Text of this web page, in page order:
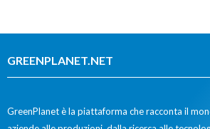
GREENPLANET.NET
GreenPlanet è la piattaforma che racconta il